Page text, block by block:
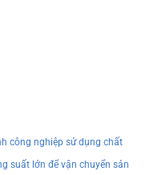
công nghiệp sử dụng chất
suất lớn để vận chuyển sản